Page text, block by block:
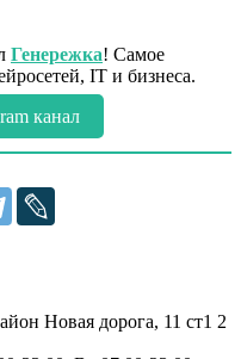
Генережка! Самое
IT и бизнеса.
канал
Новая дорога, 11 ст1 2